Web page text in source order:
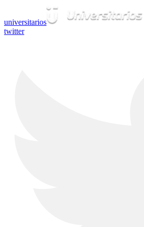
universitarios
twitter